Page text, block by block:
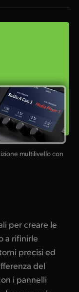
multilivello con
per creare le
a rifinirle
precisi ed
del
i pannelli